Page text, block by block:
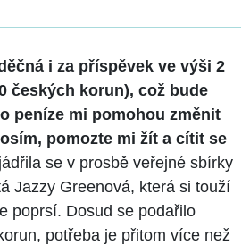
i za příspěvek ve výši 2
českých korun), což bude
peníze mi pomohou změnit
pomozte mi žít a cítit se
se v prosbě veřejné sbírky
Jazzy Greenová, která si touží
poprsí. Dosud se podařilo
potřeba je přitom více než